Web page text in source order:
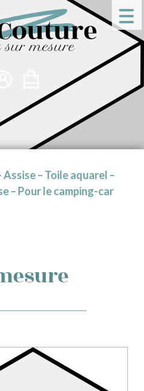
Assise – Toile aquarel –
– Pour le camping-car